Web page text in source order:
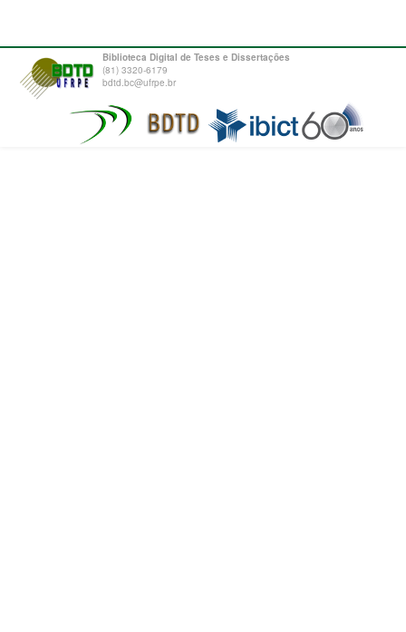
Biblioteca Digital de Teses e Dissertações
(81) 3320-6179
bdtd.bc@ufrpe.br